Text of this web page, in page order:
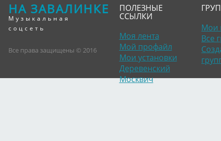
НА ЗАВАЛИНКЕ
Музыкальная
соцсеть
Все права защищены © 2016
ПОЛЕЗНЫЕ
ССЫЛКИ
Моя лента
Мой профайл
Мои установки
Деревенский
Москвич
Мои
Все